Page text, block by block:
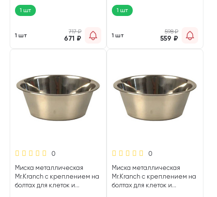
1 шт
1 шт
717₽
671 ₽
1 шт
1 шт
598₽
559 ₽
0
Миска металлическая
Mr.Kranch с креплением на
болтах для клеток и
0
Миска металлическая
Mr.Kranch с креплением на
болтах для клеток и